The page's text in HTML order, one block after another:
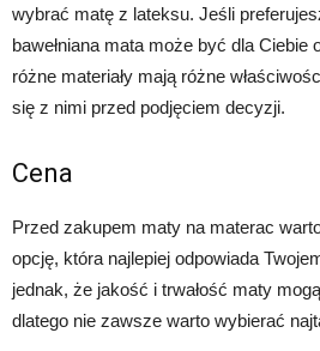
wybrać matę z lateksu. Jeśli
bawełniana mata może być dla Ciebie
różne materiały mają różne
się z nimi przed podjęciem decyzji.
Cena
Przed zakupem maty na materac
opcję, która najlepiej odpowiada
jednak, że jakość i trwałość maty
dlatego nie zawsze warto wybierać